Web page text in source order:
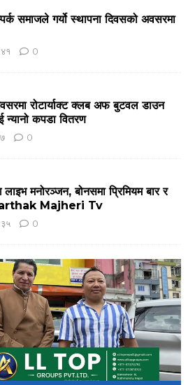
समाजले गर्यो स्थापना दिवसको अवसरमा
0
रोटार्याक्ट क्लब अफ बुटवल डाउन
न्यानो कपडा वितरण
0
मनोरञ्जन, बोनसमा प्रिमियम बार र
-Sarthak Majheri Tv
0